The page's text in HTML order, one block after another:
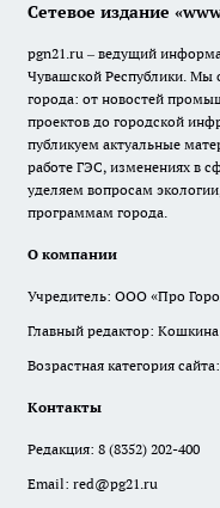
Сетевое издание
pgn21.ru – ведущий
Чувашской Республики. Мы
города: от новостей
проектов до городской
публикуем актуальные
работе ГЭС, изменениях в
уделяем вопросам
программам города.
О компании
Учредитель: ООО «Про
Главный редактор:
Возрастная категория
Контакты
Редакция: 8 (8352) 202-400
Email: red@pg21.ru